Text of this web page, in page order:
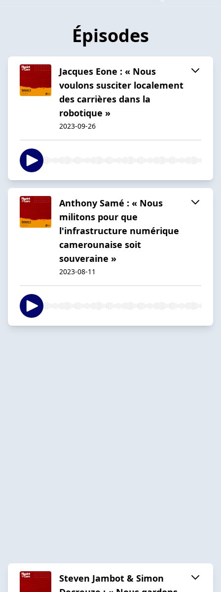
Épisodes
Jacques Eone : « Nous
voulons susciter localement
des carrières dans la
robotique »
2023-09-26
Anthony Samé : « Nous
militons pour que
l'infrastructure numérique
camerounaise soit
souveraine »
2023-08-11
Steven Jambot & Simon